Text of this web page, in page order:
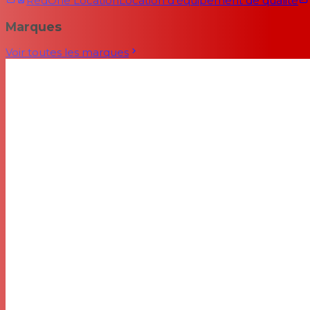
Marques
Voir toutes les marques